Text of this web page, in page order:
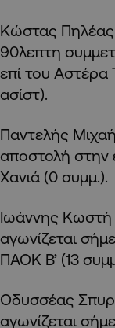
Κώστας
90λεπτη
επί του Αστέρα
ασίστ).
Παντελής
αποστολή στην
Χανιά (0 συμμ.).
Ιωάννης Κωστή
αγωνίζεται
ΠΑΟΚ Β’ (13
Οδυσσέας
αγωνίζεται